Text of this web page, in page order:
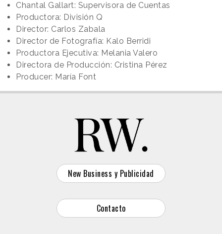
Chantal Gallart: Supervisora de Cuentas
Productora: División Q
Director: Carlos Zabala
Director de Fotografía: Kalo Berridi
Productora Ejecutiva: Melania Valero
Directora de Producción: Cristina Pérez
Producer: María Font
New Business y Publicidad
Contacto